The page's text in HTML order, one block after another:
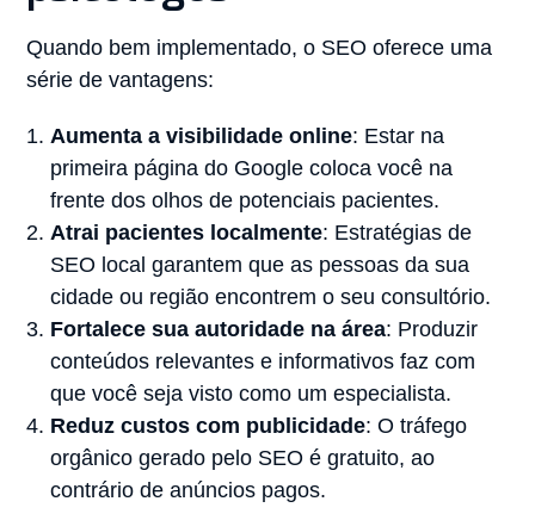
Quando bem implementado, o SEO oferece uma
série de vantagens:
Aumenta a visibilidade online: Estar na
primeira página do Google coloca você na
frente dos olhos de potenciais pacientes.
Atrai pacientes localmente: Estratégias de
SEO local garantem que as pessoas da sua
cidade ou região encontrem o seu consultório.
Fortalece sua autoridade na área: Produzir
conteúdos relevantes e informativos faz com
que você seja visto como um especialista.
Reduz custos com publicidade: O tráfego
orgânico gerado pelo SEO é gratuito, ao
contrário de anúncios pagos.